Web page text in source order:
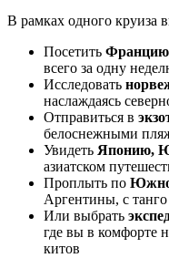
В рамках одного круиза
Посетить
всего за одну
Исследовать
наслаждаясь
Отправиться в
белоснежными
Увидеть Японию,
азиатском
Проплыть по
Аргентины, с
Или выбрать
где вы в комфорте
китов